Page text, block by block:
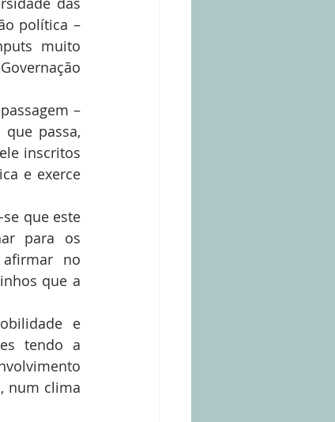
política –
muito
–
passa,
inscritos
e exerce
que este
para os
no
que a
e
tendo a
num clima